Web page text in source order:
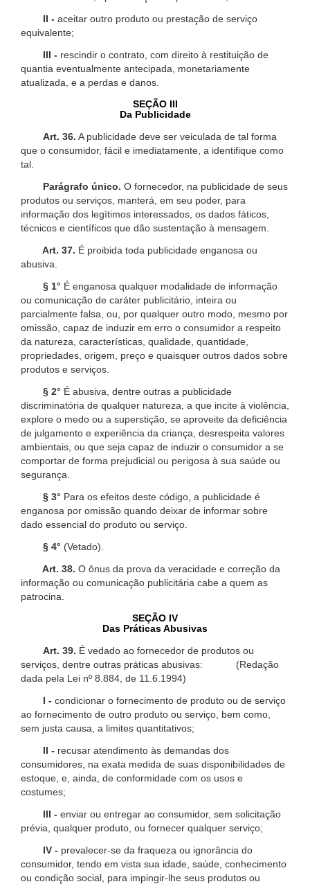
II - aceitar outro produto ou prestação de serviço
equivalente;
III - rescindir o contrato, com direito à restituição de
quantia eventualmente antecipada, monetariamente
atualizada, e a perdas e danos.
SEÇÃO III
Da Publicidade
Art. 36. A publicidade deve ser veiculada de tal forma
que o consumidor, fácil e imediatamente, a identifique como
tal.
Parágrafo único. O fornecedor, na publicidade de seus
produtos ou serviços, manterá, em seu poder, para
informação dos legítimos interessados, os dados fáticos,
técnicos e científicos que dão sustentação à mensagem.
Art. 37. É proibida toda publicidade enganosa ou
abusiva.
§ 1° É enganosa qualquer modalidade de informação
ou comunicação de caráter publicitário, inteira ou
parcialmente falsa, ou, por qualquer outro modo, mesmo por
omissão, capaz de induzir em erro o consumidor a respeito
da natureza, características, qualidade, quantidade,
propriedades, origem, preço e quaisquer outros dados sobre
produtos e serviços.
§ 2° É abusiva, dentre outras a publicidade
discriminatória de qualquer natureza, a que incite à violência,
explore o medo ou a superstição, se aproveite da deficiência
de julgamento e experiência da criança, desrespeita valores
ambientais, ou que seja capaz de induzir o consumidor a se
comportar de forma prejudicial ou perigosa à sua saúde ou
segurança.
§ 3° Para os efeitos deste código, a publicidade é
enganosa por omissão quando deixar de informar sobre
dado essencial do produto ou serviço.
§ 4° (Vetado).
Art. 38. O ônus da prova da veracidade e correção da
informação ou comunicação publicitária cabe a quem as
patrocina.
SEÇÃO IV
Das Práticas Abusivas
Art. 39. É vedado ao fornecedor de produtos ou
serviços, dentre outras práticas abusivas: (Redação
dada pela Lei nº 8.884, de 11.6.1994)
I - condicionar o fornecimento de produto ou de serviço
ao fornecimento de outro produto ou serviço, bem como,
sem justa causa, a limites quantitativos;
II - recusar atendimento às demandas dos
consumidores, na exata medida de suas disponibilidades de
estoque, e, ainda, de conformidade com os usos e
costumes;
III - enviar ou entregar ao consumidor, sem solicitação
prévia, qualquer produto, ou fornecer qualquer serviço;
IV - prevalecer-se da fraqueza ou ignorância do
consumidor, tendo em vista sua idade, saúde, conhecimento
ou condição social, para impingir-lhe seus produtos ou